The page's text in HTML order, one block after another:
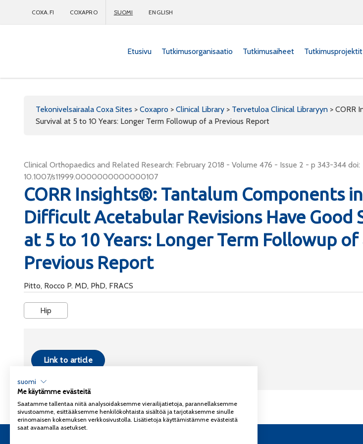
COXA.FI COXAPRO SUOMI ENGLISH
Etusivu Tutkimusorganisaatio Tutkimusaiheet Tutkimusprojektit
Tekonivelsairaala Coxa Sites > Coxapro > Clinical Library > Tervetuloa Clinical Libraryyn > CORR
Survival at 5 to 10 Years: Longer Term Followup of a Previous Report
Clinical Orthopaedics and Related Research: February 2018 - Volume 476 - Issue 2 - p 343-344 doi:
10.1007/s11999.0000000000000107
CORR Insights®: Tantalum Components in
Difficult Acetabular Revisions Have Good
at 5 to 10 Years: Longer Term Followup of
Previous Report
Pitto, Rocco P. MD, PhD, FRACS
Hip
Link to article
suomi
Me käytämme evästeitä
Saatamme tallentaa niitä analysoidaksemme vierailijatietoja, parannellaksemme
sivustoamme, esittääksemme henkilökohtaista sisältöä ja tarjotaksemme sinulle
erinomaisen kokemuksen verkkosivustolla. Lisätietoja käyttämistämme evästeistä
saat avaamalla asetukset.